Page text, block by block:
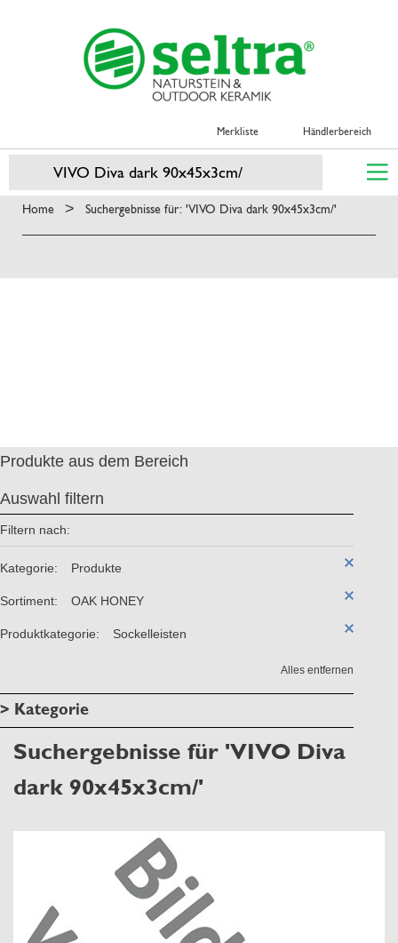
Merkliste Händlerbereich
Home > Suchergebnisse für: 'VIVO Diva dark 90x45x3cm/'
Produkte aus dem Bereich
Auswahl filtern
Filtern nach:
Kategorie: Produkte
Sortiment: OAK HONEY
Produktkategorie: Sockelleisten
Alles entfernen
> Kategorie
Suchergebnisse für 'VIVO Diva
dark 90x45x3cm/'